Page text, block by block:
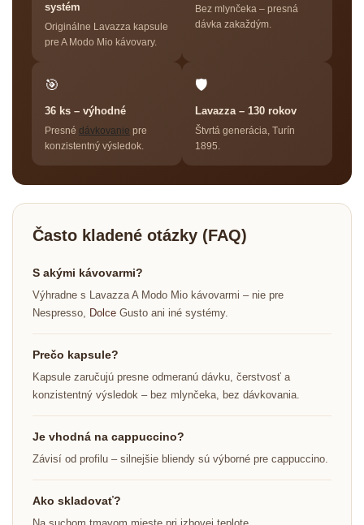
systém
Originálne Lavazza kapsule
pre A Modo Mio kávovary.
Bez mlynčeka – presná
dávka zakaždým.
🎯
36 ks – výhodné
Presné dávkovanie pre
konzistentný výsledok.
🛡
Lavazza – 130 rokov
Štvrtá generácia, Turín
1895.
Často kladené otázky (FAQ)
S akými kávovarmi?
Výhradne s Lavazza A Modo Mio kávovarmi – nie pre
Nespresso, Dolce Gusto ani iné systémy.
Prečo kapsule?
Kapsule zaručujú presne odmeranú dávku, čerstvosť a
konzistentný výsledok – bez mlynčeka, bez dávkovania.
Je vhodná na cappuccino?
Závisí od profilu – silnejšie bliendy sú výborné pre cappuccino.
Ako skladovať?